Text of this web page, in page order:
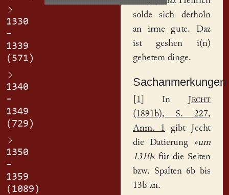
1330
–
1339
(571)
1340
–
1349
(729)
1350
–
1359
(1089)
solde sich derholn
an irme gute. Daz
ist geshen i(n)
gehetem dinge.
Sachanmerkungen
1 ] In Jecht
(1891b), S. 227,
Anm. 1
gibt Jecht
die Datierung »um
1310« für die Seiten
bzw. Spalten 6b bis
13b an.